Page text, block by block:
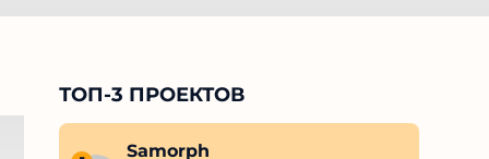
Boris
ТОП-3 ПРОЕКТОВ
Samorph